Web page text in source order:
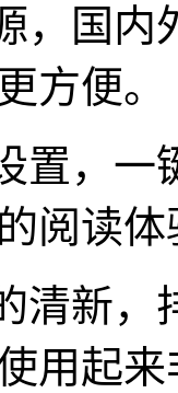
，国
方便。
置，
阅读体
清新
用起